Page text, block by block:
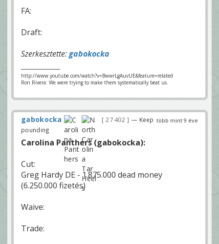
FA:
Draft:
Szerkesztette:gabokocka
http://www.youtube.com/watch?v=BwwrLgAuvUE&feature=related
Ron Rivera: We were trying to make them systematically beat us.
több mint 9 éve
gabokocka 27 402
— Keep
pounding
Carolina Panthers (gabokocka):
Cut:
Greg Hardy DE - 1.875.000 dead money
(6.250.000 fizetés)
Waive:
Trade: